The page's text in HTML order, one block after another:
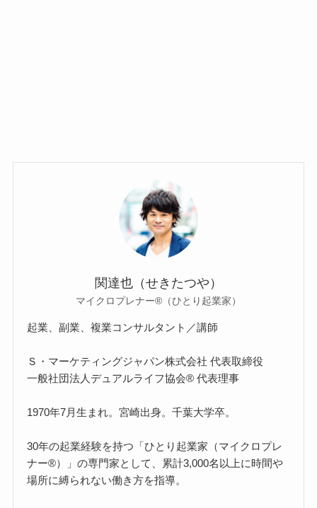
関達也（せきたつや）
マイクロプレナー®（ひとり起業家）
起業、副業、複業コンサルタント／講師
Ｓ・マーケティングジャパン株式会社 代表取締役
一般社団法人デュアルライフ協会® 代表理事
1970年7月生まれ。宮崎出身。千葉大学卒。
30年の起業経験を持つ「ひとり起業家（マイクロプレ
ナー®）」の専門家として、累計3,000名以上に時間や
場所に縛られない働き方を指導。